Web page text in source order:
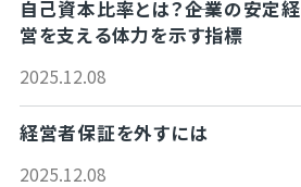
自己資本比率とは？――企業の安定経
営を支える体力を示す指標
2025.12.08
経営者保証を外すには
2025.12.08